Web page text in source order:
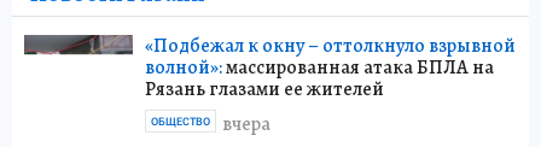
«Подбежал к окну – оттолкнуло взрывной
волной»:массированная атака БПЛА на
Рязань глазами ее жителей
вчера
ОБЩЕСТВО